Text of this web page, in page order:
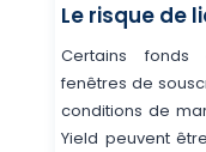
Le risque de
Certains
fenêtres de
conditions de
Yield peuvent